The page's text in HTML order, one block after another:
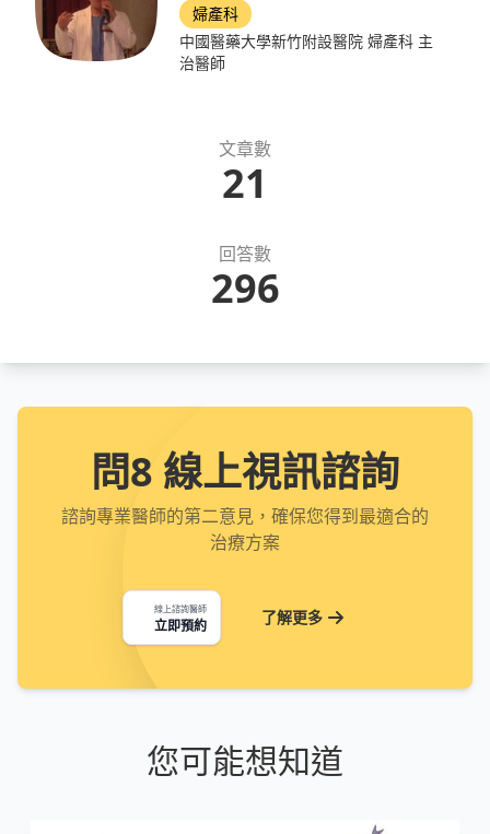
婦產科
中國醫藥大學新竹附設醫院 婦產科 主
治醫師
文章數
21
回答數
296
問8 線上視訊諮詢
諮詢專業醫師的第二意見，確保您得到最適合的
治療方案
線上諮詢醫師
立即預約 了解更多
您可能想知道